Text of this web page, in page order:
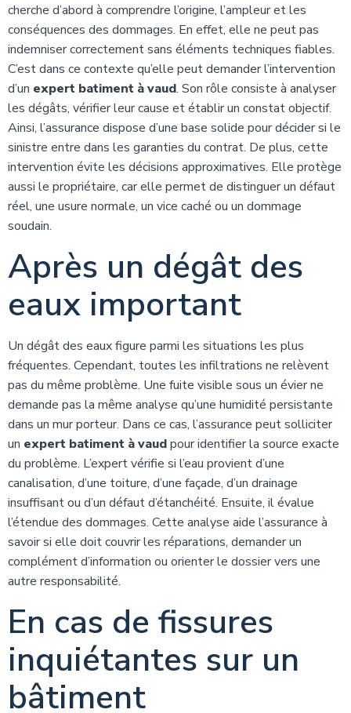
cherche d’abord à comprendre l’origine, l’ampleur et les
conséquences des dommages. En effet, elle ne peut pas
indemniser correctement sans éléments techniques fiables.
C’est dans ce contexte qu’elle peut demander l’intervention
d’un expert batiment à vaud. Son rôle consiste à analyser
les dégâts, vérifier leur cause et établir un constat objectif.
Ainsi, l’assurance dispose d’une base solide pour décider si le
sinistre entre dans les garanties du contrat. De plus, cette
intervention évite les décisions approximatives. Elle protège
aussi le propriétaire, car elle permet de distinguer un défaut
réel, une usure normale, un vice caché ou un dommage
soudain.
Après un dégât des
eaux important
Un dégât des eaux figure parmi les situations les plus
fréquentes. Cependant, toutes les infiltrations ne relèvent
pas du même problème. Une fuite visible sous un évier ne
demande pas la même analyse qu’une humidité persistante
dans un mur porteur. Dans ce cas, l’assurance peut solliciter
un expert batiment à vaudpour identifier la source exacte
du problème. L’expert vérifie si l’eau provient d’une
canalisation, d’une toiture, d’une façade, d’un drainage
insuffisant ou d’un défaut d’étanchéité. Ensuite, il évalue
l’étendue des dommages. Cette analyse aide l’assurance à
savoir si elle doit couvrir les réparations, demander un
complément d’information ou orienter le dossier vers une
autre responsabilité.
En cas de fissures
inquiétantes sur un
bâtiment